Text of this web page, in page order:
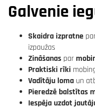
Galvenie
Skaidra izpratne
izpaužas
Zināšanas par
Praktiski rīki
Vadītāju loma un
Pieredzē balstītas
Iespēja uzdot